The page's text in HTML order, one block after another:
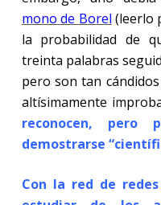
mono de Borel (leerlo
la probabilidad de
treinta palabras
pero son tan
altísimamente
reconocen, pero
demostrarse
Con la red de